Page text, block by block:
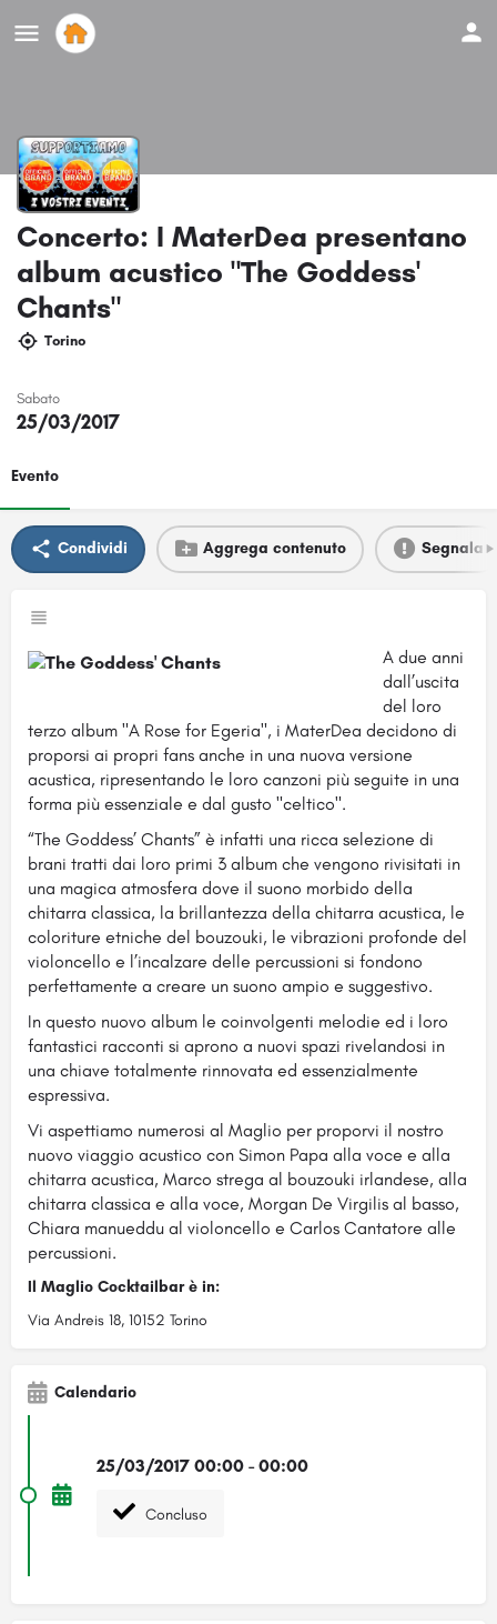
Concerto: I MaterDea presentano
album acustico "The Goddess'
Chants"
Torino
Sabato
25/03/2017
Evento
Condividi Aggrega contenuto Segnala
A due anni
dall’uscita
del loro
terzo album "A Rose for Egeria", i MaterDea decidono di
proporsi ai propri fans anche in una nuova versione
acustica, ripresentando le loro canzoni più seguite in una
forma più essenziale e dal gusto "celtico".
“The Goddess’ Chants” è infatti una ricca selezione di
brani tratti dai loro primi 3 album che vengono rivisitati in
una magica atmosfera dove il suono morbido della
chitarra classica, la brillantezza della chitarra acustica, le
coloriture etniche del bouzouki, le vibrazioni profonde del
violoncello e l’incalzare delle percussioni si fondono
perfettamente a creare un suono ampio e suggestivo.
In questo nuovo album le coinvolgenti melodie ed i loro
fantastici racconti si aprono a nuovi spazi rivelandosi in
una chiave totalmente rinnovata ed essenzialmente
espressiva.
Vi aspettiamo numerosi al Maglio per proporvi il nostro
nuovo viaggio acustico con Simon Papa alla voce e alla
chitarra acustica, Marco strega al bouzouki irlandese, alla
chitarra classica e alla voce, Morgan De Virgilis al basso,
Chiara manueddu al violoncello e Carlos Cantatore alle
percussioni.
Il Maglio Cocktailbar è in:
Via Andreis 18, 10152 Torino
Calendario
25/03/2017 00:00 - 00:00
Concluso